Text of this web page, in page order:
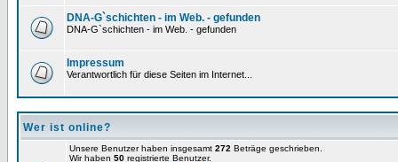
DNA-G`schichten - im Web. - gefunden
DNA-G`schichten - im Web. - gefunden
Impressum
Verantwortlich für diese Seiten im Internet...
Wer ist online?
Unsere Benutzer haben insgesamt 272 Beträge geschrieben.
Wir haben 50 registrierte Benutzer.